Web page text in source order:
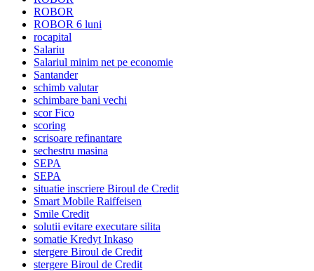
ROBOR
ROBOR 6 luni
rocapital
Salariu
Salariul minim net pe economie
Santander
schimb valutar
schimbare bani vechi
scor Fico
scoring
scrisoare refinantare
sechestru masina
SEPA
SEPA
situatie inscriere Biroul de Credit
Smart Mobile Raiffeisen
Smile Credit
solutii evitare executare silita
somatie Kredyt Inkaso
stergere Biroul de Credit
stergere Biroul de Credit